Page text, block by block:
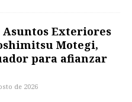
Exteriores
Motegi,
para afianzar
de 2026